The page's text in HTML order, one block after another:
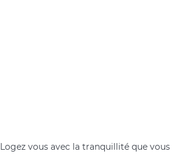
Logez vous avec la tranquillité que vous